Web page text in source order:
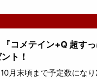
コメテイン+Q 超す
ト！
月末頃まで予定数にな